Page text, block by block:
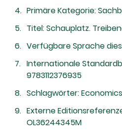
Primäre Kategorie:
Titel: Schauplatz.
Verfügbare Sprache
Internationale
9783112376935
Schlagwörter: Economics
Externe
OL36244345M